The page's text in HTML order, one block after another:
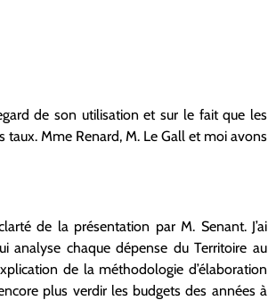
de son utilisation et sur le fait que les
Mme Renard, M. Le Gall et moi avons
de la présentation par M. Senant. J’ai
analyse chaque dépense du Territoire au
de la méthodologie d’élaboration
plus verdir les budgets des années à